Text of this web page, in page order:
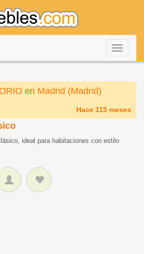
en Madrid (Madrid)
Hace 115 meses
ideal para habitaciones con estilo